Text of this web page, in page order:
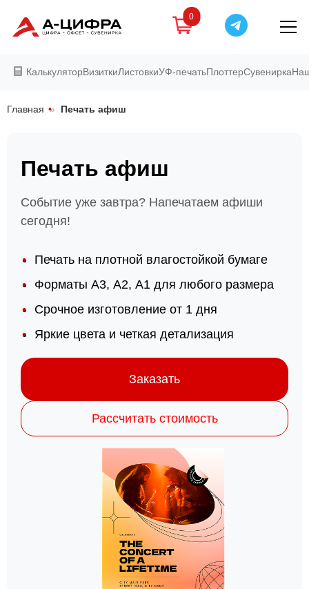
0
КалькуляторВизиткиЛистовкиУФ-печатьПлоттерСувенирка
Главная » Печать афиш
Печать афиш
Событие уже завтра? Напечатаем афиши
сегодня!
Печать на плотной влагостойкой бумаге
Форматы А3, А2, А1 для любого размера
Срочное изготовление от 1 дня
Яркие цвета и четкая детализация
Заказать
Рассчитать стоимость